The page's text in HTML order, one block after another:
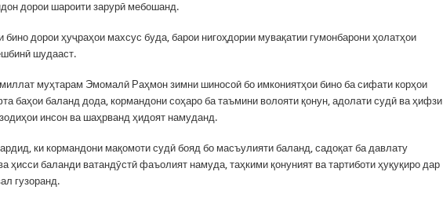
дорои шароити зарурӣ мебошанд.
бино дорои ҳуҷраҳои махсус буда, барои нигоҳдории мувақатии гумонбарони ҳолатҳои
шудааст.
муҳтарам Эмомалӣ Раҳмон зимни шиносоӣ бо имкониятҳои бино ба сифати корҳои
баҳои баланд дода, кормандони соҳаро ба таъмини волояти қонун, адолати судӣ ва ҳифзи
инсон ва шаҳрванд ҳидоят намуданд.
ки кормандони мақомоти судӣ бояд бо масъулияти баланд, садоқат ба давлату
ҳисси баланди ватандӯстӣ фаъолият намуда, таҳкими қонуният ва тартиботи ҳуқуқиро дар
гузоранд.